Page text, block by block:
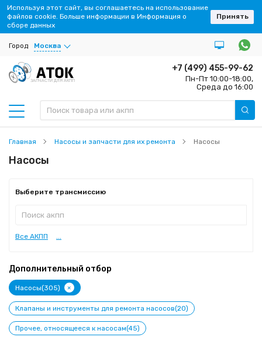
Город Москва
ЗАПЧАСТИ ДЛЯ АКПП
+7 (499) 455-99-62
Пн-Пт 10:00-18:00,
Среда до 16:00
Главная Насосы и запчасти для их ремонта Насосы
Насосы
Выберите трансмиссию
Все АКПП ...
Дополнительный отбор
Насосы(305) +
Клапаны и инструменты для ремонта насосов(20)
Прочее, относящееся к насосам(45)
Используя этот сайт, вы соглашаетесь на использование
файлов cookie. Больше информации в Информация о
сборе данных
Принять